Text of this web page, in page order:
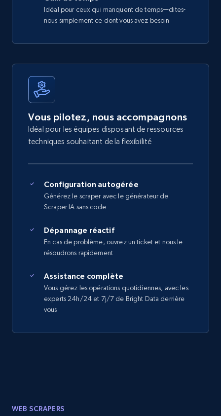
Idéal pour ceux qui manquent de temps—dites-
nous simplement ce dont vous avez besoin
Vous pilotez, nous accompagnons
Idéal pour les équipes disposant de ressources
techniques souhaitant de la flexibilité
Configuration autogérée
Générez le scraper avec le générateur de
Scraper IA sans code
Dépannage réactif
En cas de problème, ouvrez un ticket et nous le
résoudrons rapidement
Assistance complète
Vous gérez les opérations quotidiennes, avec les
experts 24h/24 et 7j/7 de Bright Data derrière
vous
WEB SCRAPERS